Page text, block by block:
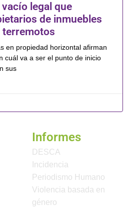
legal que
de inmuebles
terremotos
en propiedad horizontal afirman
cuál va a ser el punto de inicio
sus
Informes
DESCA
Incidencia
Periodismo Humano
Violencia basada en
género